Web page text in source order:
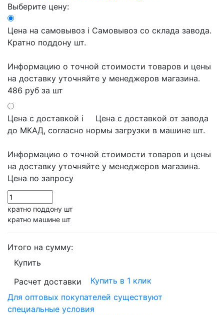
Выберите цену:
Цена на самовывоз i Самовывоз со склада завода.
Кратно поддону шт.
Информацию о точной стоимости товаров и цены
на доставку уточняйте у менеджеров магазина.
486 руб за шт
Цена с доставкой i
Цена с доставкой от завода
до МКАД, согласно нормы загрузки в машине шт.
Информацию о точной стоимости товаров и цены
на доставку уточняйте у менеджеров магазина.
Цена по запросу
кратно поддону шт
кратно машине шт
Итого на сумму:
Купить
Расчет доставки
Купить в 1 клик
Для оптовых покупателей существуют
специальные условия